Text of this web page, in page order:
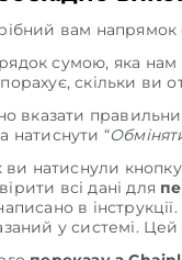
вам напрямок
сумою, яка нам
скільки ви
вказати
натиснути “
ви натиснули
всі дані для
в
у системі.